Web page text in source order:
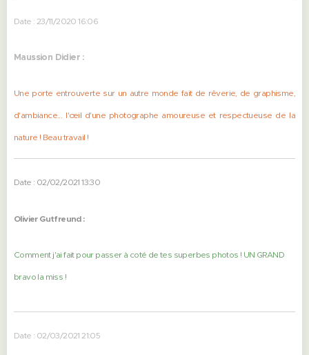
Date : 23/11/2020 16:06
Maussion Didier :
Une porte entrouverte sur un autre monde fait de rêverie, de graphisme,
d'ambiance... l'œil d'une photographe amoureuse et respectueuse de la
nature ! Beau travail !
Date : 02/02/2021 13:30
Olivier Gutfreund :
Comment j'ai fait pour passer à coté de tes superbes photos ! UN GRAND
bravo la miss !
Date : 02/03/2021 21:05